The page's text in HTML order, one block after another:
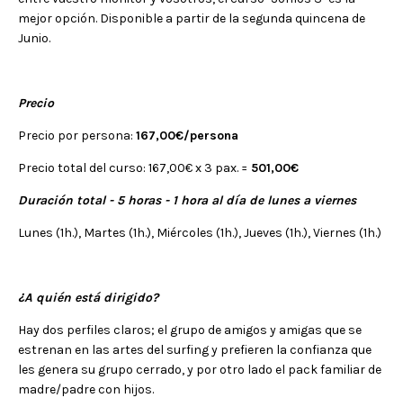
mejor opción. Disponible a partir de la segunda quincena de
Junio.
Precio
Precio por persona: 167,00€/persona
Precio total del curso: 167,00€ x 3 pax. = 501,00€
Duración total - 5 horas - 1 hora al día de lunes a viernes
Lunes (1h.), Martes (1h.), Miércoles (1h.), Jueves (1h.), Viernes (1h.)
¿A quién está dirigido?
Hay dos perfiles claros; el grupo de amigos y amigas que se
estrenan en las artes del surfing y prefieren la confianza que
les genera su grupo cerrado, y por otro lado el pack familiar de
madre/padre con hijos.